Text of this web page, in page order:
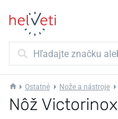
Ostatné Nože a nástroje
Nôž